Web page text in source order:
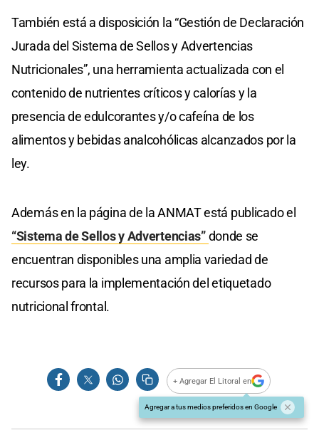
También está a disposición la “Gestión de Declaración
Jurada del Sistema de Sellos y Advertencias
Nutricionales”, una herramienta actualizada con el
contenido de nutrientes críticos y calorías y la
presencia de edulcorantes y/o cafeína de los
alimentos y bebidas analcohólicas alcanzados por la
ley.
Además en la página de la ANMAT está publicado el
“Sistema de Sellos y Advertencias”donde se
encuentran disponibles una amplia variedad de
recursos para la implementación del etiquetado
nutricional frontal.
+ Agregar El Litoral en
Agregar a tus medios preferidos en Google